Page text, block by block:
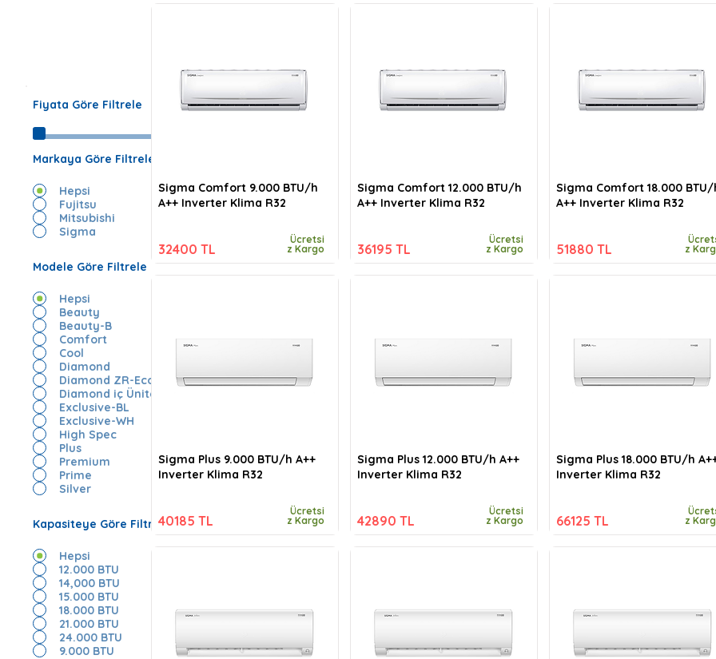
Fiyata Göre Filtrele
Markaya Göre Filtrele
Hepsi
Fujitsu
Mitsubishi
Sigma
Modele Göre Filtrele
Hepsi
Beauty
Beauty-B
Comfort
Cool
Diamond
Diamond ZR-Eco
Diamond iç Ünite
Exclusive-BL
Exclusive-WH
High Spec
Plus
Premium
Prime
Silver
Kapasiteye Göre Filtrele
Hepsi
12.000 BTU
14,000 BTU
15.000 BTU
18.000 BTU
21.000 BTU
24.000 BTU
9.000 BTU
Sigma Comfort 9.000 BTU/h
A++ Inverter Klima R32
32400 TL
Ücretsi
z Kargo
Sigma Plus 9.000 BTU/h A++
Inverter Klima R32
40185 TL
Ücretsi
z Kargo
Sigma Comfort 12.000 BTU/h
A++ Inverter Klima R32
36195 TL
Ücretsi
z Kargo
Sigma Plus 12.000 BTU/h A++
Inverter Klima R32
42890 TL
Ücretsi
z Kargo
Sigma Comfort 18.000 BTU/
A++ Inverter Klima R32
51880 TL
z
Sigma Plus 18.000 BTU/h
Inverter Klima R32
66125 TL
z